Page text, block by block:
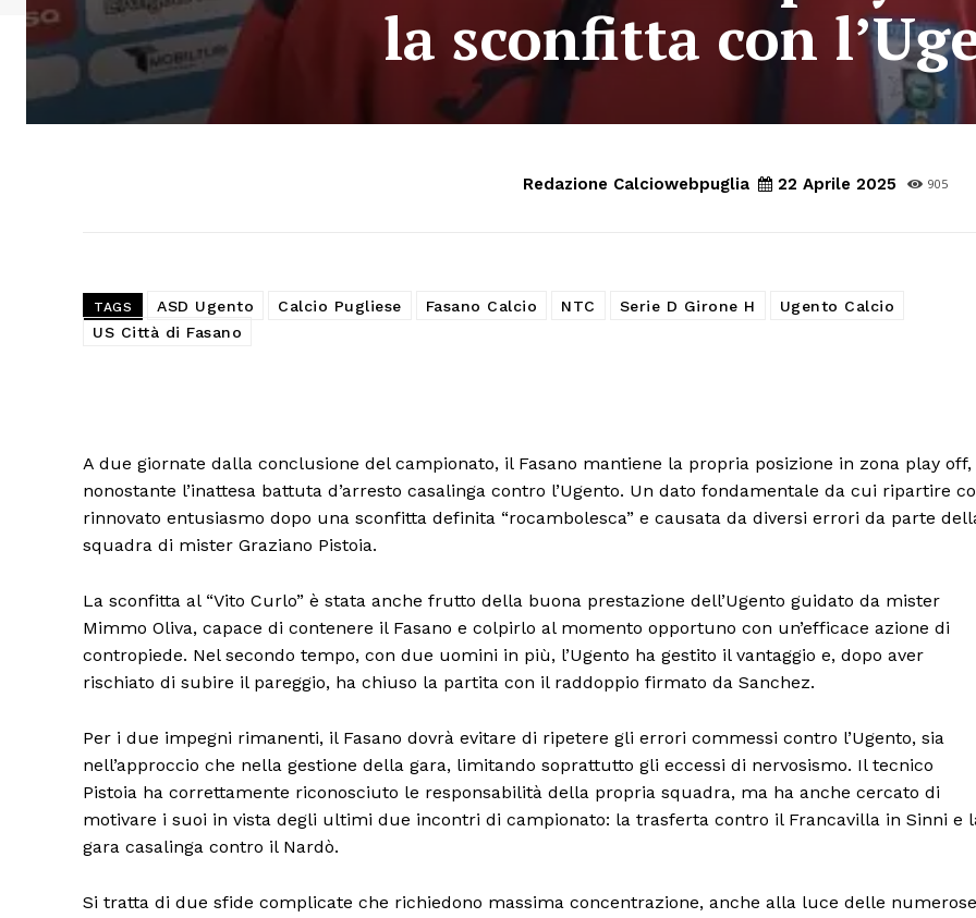
la sconfitta con
Redazione Calciowebpuglia 22 Aprile 2025 905
TAGS ASD Ugento Calcio Pugliese Fasano Calcio NTC Serie D Girone H
Ugento Calcio
US Città di Fasano
A due giornate dalla conclusione del campionato, il Fasano mantiene la propria posizione in zona play off,
nonostante l’inattesa battuta d’arresto casalinga contro l’Ugento. Un dato fondamentale da cui ripartire
rinnovato entusiasmo dopo una sconfitta definita “rocambolesca” e causata da diversi errori da parte
squadra di mister Graziano Pistoia.
La sconfitta al “Vito Curlo” è stata anche frutto della buona prestazione dell’Ugento guidato da mister
Mimmo Oliva, capace di contenere il Fasano e colpirlo al momento opportuno con un’efficace azione di
contropiede. Nel secondo tempo, con due uomini in più, l’Ugento ha gestito il vantaggio e, dopo aver
rischiato di subire il pareggio, ha chiuso la partita con il raddoppio firmato da Sanchez.
Per i due impegni rimanenti, il Fasano dovrà evitare di ripetere gli errori commessi contro l’Ugento, sia
nell’approccio che nella gestione della gara, limitando soprattutto gli eccessi di nervosismo. Il tecnico
Pistoia ha correttamente riconosciuto le responsabilità della propria squadra, ma ha anche cercato di
motivare i suoi in vista degli ultimi due incontri di campionato: la trasferta contro il Francavilla in Sinni e
gara casalinga contro il Nardò.
Si tratta di due sfide complicate che richiedono massima concentrazione, anche alla luce delle numerose